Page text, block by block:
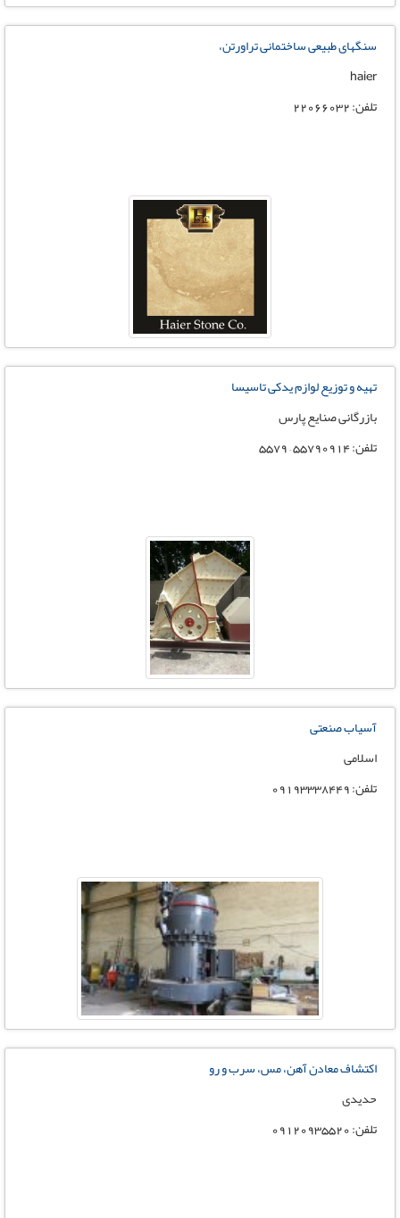
سنگهای طبیعی ساختمانی تراورتن،
haier
تلفن: 22066032
تهیه و توزیع لوازم یدکی تاسیسا
بازرگانی صنایع پارس
تلفن: 55790914 – 5579
آسیاب صنعتی
اسلامی
تلفن: 09193338449
اکتشاف معادن آهن، مس، سرب و رو
حدیدی
تلفن: 09120935520